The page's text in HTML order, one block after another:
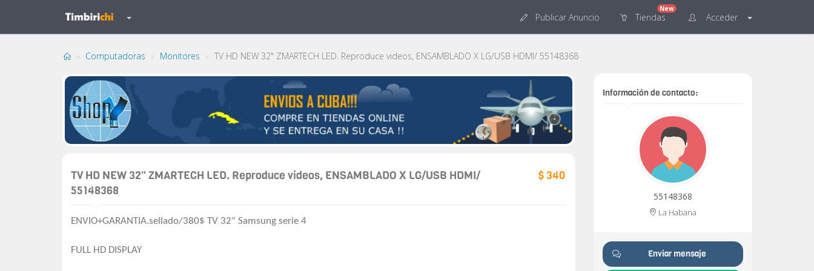
Publicar Anuncio Tiendas
New
Acceder
Computadoras Monitores TV HD NEW 32" ZMARTECH LED. Reproduce videos, ENSAMBLADO X LG/USB HDMI/ 55148368
TV HD NEW 32" ZMARTECH LED. Reproduce videos, ENSAMBLADO X LG/USB HDMI/
55148368
$ 340
ENVIO+GARANTIA.sellado/380$ TV 32" Samsung serie 4
FULL HD DISPLAY
Información de contacto:
55148368
La Habana
Enviar mensaje